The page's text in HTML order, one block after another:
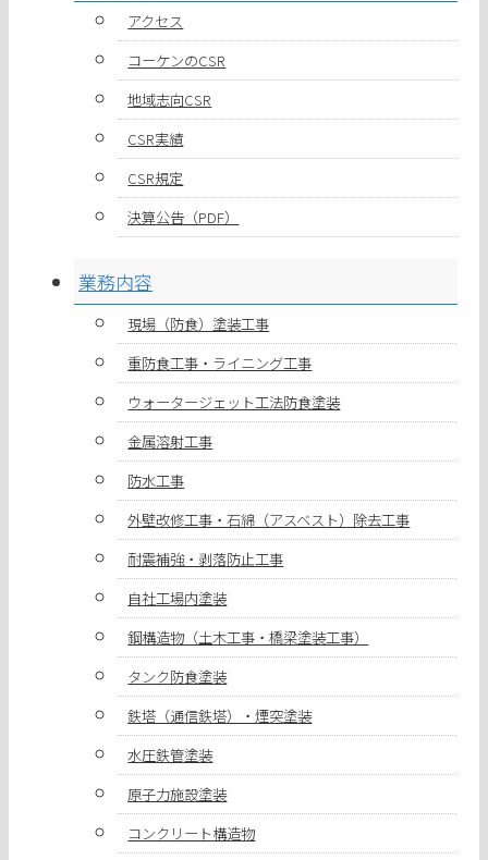
アクセス
コーケンのCSR
地域志向CSR
CSR実績
CSR規定
決算公告（PDF）
業務内容
現場（防食）塗装工事
重防食工事・ライニング工事
ウォータージェット工法防食塗装
金属溶射工事
防水工事
外壁改修工事・石綿（アスベスト）除去工事
耐震補強・剥落防止工事
自社工場内塗装
鋼構造物（土木工事・橋梁塗装工事）
タンク防食塗装
鉄塔（通信鉄塔）・煙突塗装
水圧鉄管塗装
原子力施設塗装
コンクリート構造物